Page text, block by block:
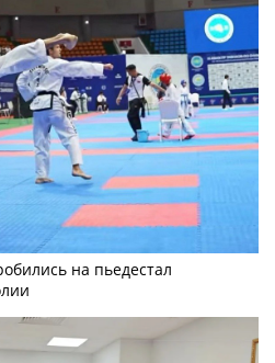
на пьедестал